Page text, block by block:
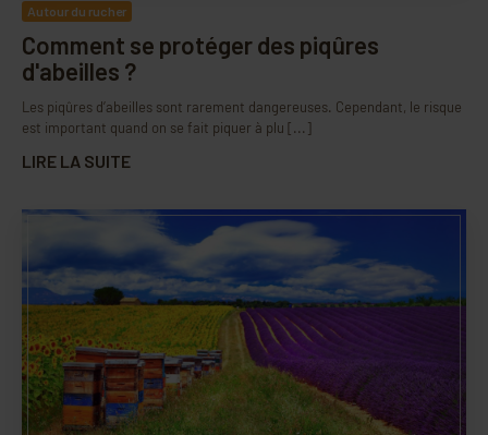
Autour du rucher
Comment se protéger des piqûres
d'abeilles ?
Les piqûres d’abeilles sont rarement dangereuses. Cependant, le risque
est important quand on se fait piquer à plu [...]
LIRE LA SUITE